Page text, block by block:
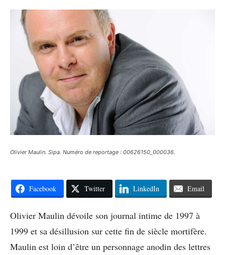
Olivier Maulin. Sipa. Numéro de reportage : 00626150_000036.
Facebook Twitter LinkedIn Email
Olivier Maulin dévoile son journal intime de 1997 à
1999 et sa désillusion sur cette fin de siècle mortifère.
Maulin est loin d’être un personnage anodin des lettres